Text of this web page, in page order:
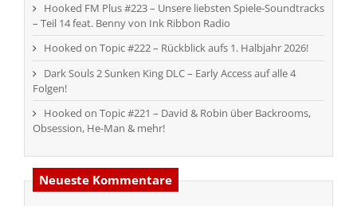
Hooked FM Plus #223 – Unsere liebsten Spiele-Soundtracks
– Teil 14 feat. Benny von Ink Ribbon Radio
Hooked on Topic #222 – Rückblick aufs 1. Halbjahr 2026!
Dark Souls 2 Sunken King DLC – Early Access auf alle 4
Folgen!
Hooked on Topic #221 – David & Robin über Backrooms,
Obsession, He-Man & mehr!
Neueste Kommentare